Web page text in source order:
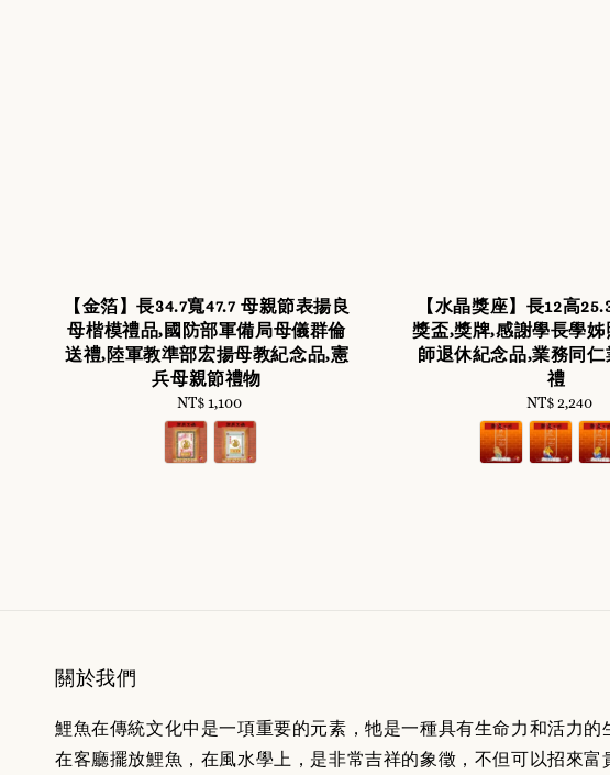
【金箔】長34.7寬47.7 母親節表揚良
母楷模禮品,國防部軍備局母儀群倫
送禮,陸軍教準部宏揚母教紀念品,憲
兵母親節禮物
Regular
price
NT$ 1,100
【水晶獎座】長12高
獎盃,獎牌,感謝學長學
師退休紀念品,業務同
禮
Regular
price
NT$ 2,240
關於我們
鯉魚在傳統文化中是一項重要的元素，牠是一種具有生命力和活力
在客廳擺放鯉魚，在風水學上，是非常吉祥的象徵，不但可以招來